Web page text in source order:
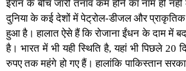
ईरान के बीच जारी तनावकम होने का नाम ही
दुनिया के कई देशों मेंपेट्रोल-डीजलऔर
हुआ है। हालात ऐसे हैं कि रोजाना ईंधन के दाम में
है। भारत में भी यही स्थिति है, यहां भी पिछले 20
रुपए तक महंगे हो गए हैं। हालांकि पाकिस्तान